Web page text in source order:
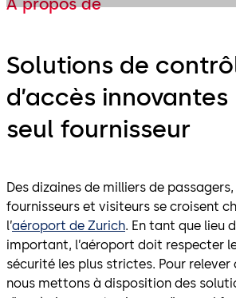
À propos de
Solutions de
d’accès
seul fournisseur
Des dizaines de milliers de
fournisseurs et visiteurs se croisent
l’aéroport de Zurich. En tant que lieu
important, l’aéroport doit respecter
sécurité les plus strictes. Pour relever
nous mettons à disposition des